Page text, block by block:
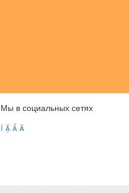
Мы в социальных сетях
   